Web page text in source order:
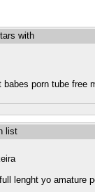
with
porn tube free
list
lenght yo amature